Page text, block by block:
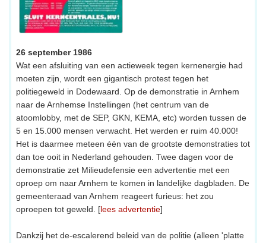
26 september 1986
Wat een afsluiting van een actieweek tegen kernenergie had
moeten zijn, wordt een gigantisch protest tegen het
politiegeweld in Dodewaard. Op de demonstratie in Arnhem
naar de Arnhemse Instellingen (het centrum van de
atoomlobby, met de SEP, GKN, KEMA, etc) worden tussen de
5 en 15.000 mensen verwacht. Het werden er ruim 40.000!
Het is daarmee meteen één van de grootste demonstraties tot
dan toe ooit in Nederland gehouden. Twee dagen voor de
demonstratie zet Milieudefensie een advertentie met een
oproep om naar Arnhem te komen in landelijke dagbladen. De
gemeenteraad van Arnhem reageert furieus: het zou
oproepen tot geweld. [lees advertentie]
Dankzij het de-escalerend beleid van de politie (alleen 'platte